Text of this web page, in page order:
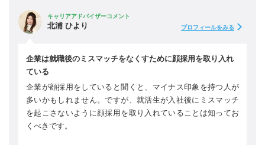
キャリアアドバイザーコメント
北浦 ひより プロフィールをみる
企業は就職後のミスマッチをなくすために顔採用を取り入れ
ている
企業が顔採用をしていると聞くと、マイナス印象を持つ人が
多いかもしれません。ですが、就活生が入社後にミスマッチ
を起こさないように顔採用を取り入れていることは知ってお
くべきです。